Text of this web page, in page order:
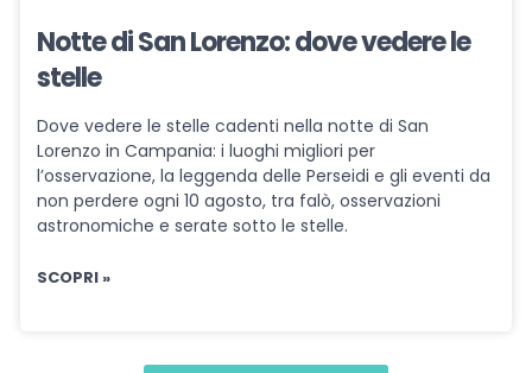
Notte di San Lorenzo: dove vedere le
stelle
Dove vedere le stelle cadenti nella notte di San
Lorenzo in Campania: i luoghi migliori per
l’osservazione, la leggenda delle Perseidi e gli eventi da
non perdere ogni 10 agosto, tra falò, osservazioni
astronomiche e serate sotto le stelle.
SCOPRI »